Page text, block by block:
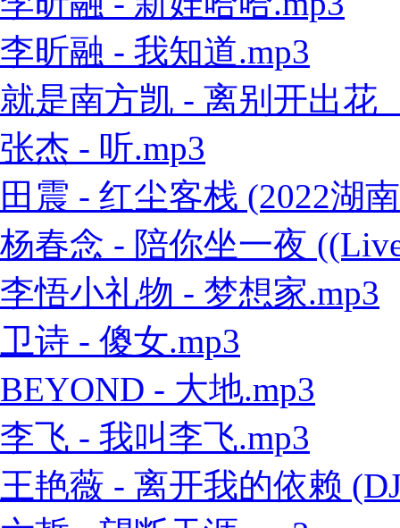
李昕融 - 我知道.mp3
就是南方凯 - 离别开出花
张杰 - 听.mp3
田震 - 红尘客栈 (2022湖
杨春念 - 陪你坐一夜
李悟小礼物 - 梦想家.mp3
卫诗 - 傻女.mp3
BEYOND - 大地.mp3
李飞 - 我叫李飞.mp3
王艳薇 - 离开我的依赖